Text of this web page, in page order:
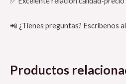
📲 ¿Tienes preguntas? Escríbenos
Productos